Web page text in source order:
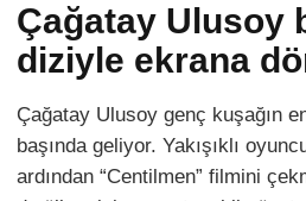
Çağatay Ulusoy
diziyle ekrana
Çağatay Ulusoy genç kuşağın
başında geliyor. Yakışıklı
ardından “Centilmen” filmini